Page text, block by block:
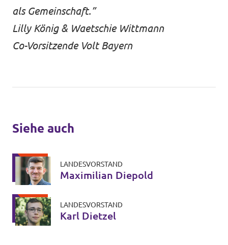
als Gemeinschaft.”
Lilly König & Waetschie Wittmann
Co-Vorsitzende Volt Bayern
Siehe auch
LANDESVORSTAND
Maximilian Diepold
LANDESVORSTAND
Karl Dietzel